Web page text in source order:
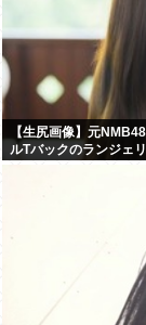
【生尻画像】元
ルTバックのランジェ